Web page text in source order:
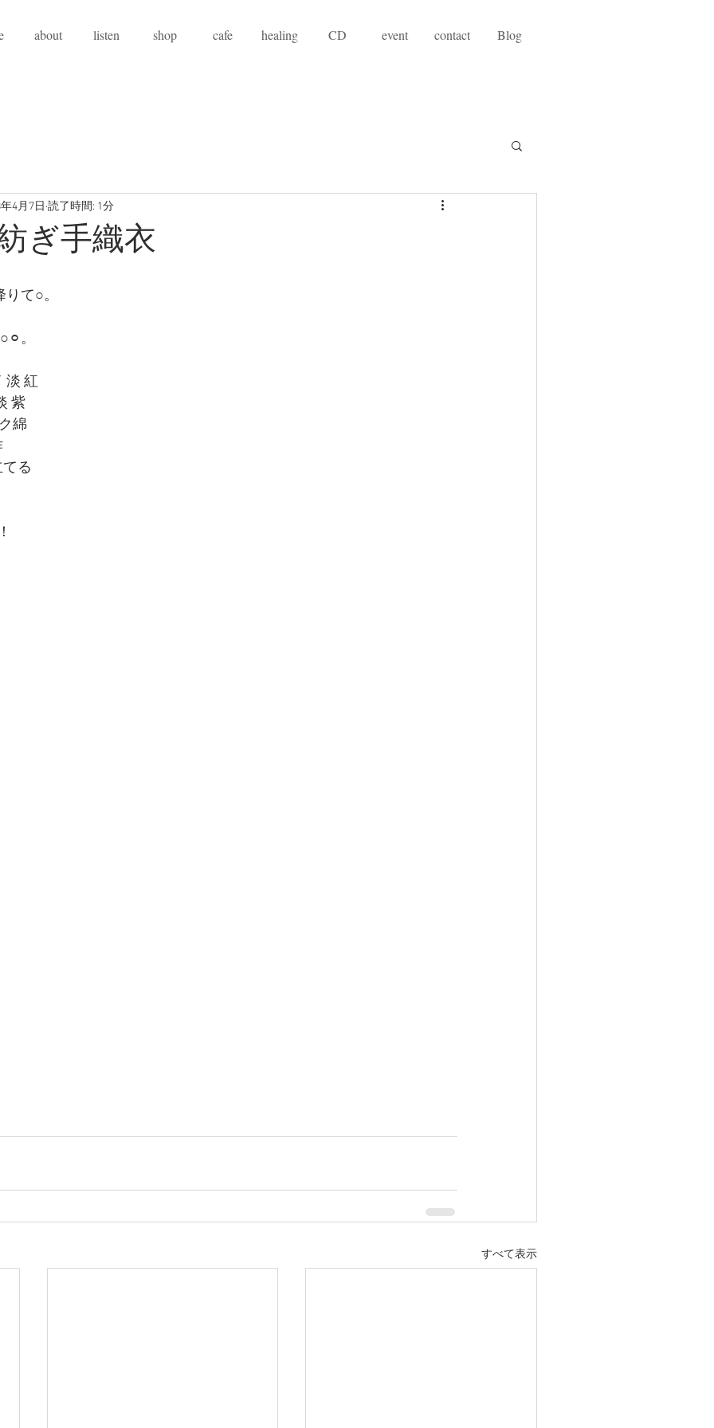
about listen shop cafe healing CD event contact Blog
ぎ手織衣
4月7日 読了時間: 1分
て○。
。
淡 紅
淡 紫
綿
る
すべて表示